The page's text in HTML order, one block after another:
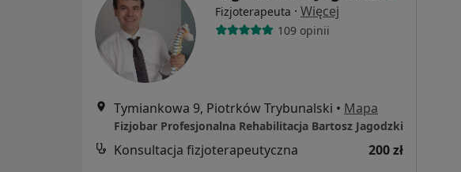
Fizjoterapeuta · Więcej
109 opinii
Tymiankowa 9, Piotrków Trybunalski • Mapa
Fizjobar Profesjonalna Rehabilitacja Bartosz Jagodzki
Konsultacja fizjoterapeutyczna 200 zł